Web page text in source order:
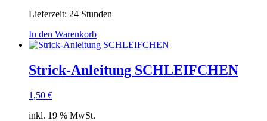
Lieferzeit: 24 Stunden
In den Warenkorb
Strick-Anleitung SCHLEIFCHEN
1,50 €
inkl. 19 % MwSt.